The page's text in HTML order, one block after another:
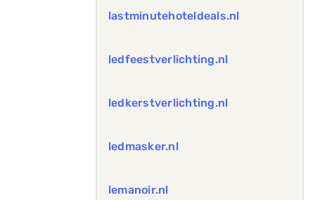
lastminutehoteldeals.nl
ledfeestverlichting.nl
ledkerstverlichting.nl
ledmasker.nl
lemanoir.nl